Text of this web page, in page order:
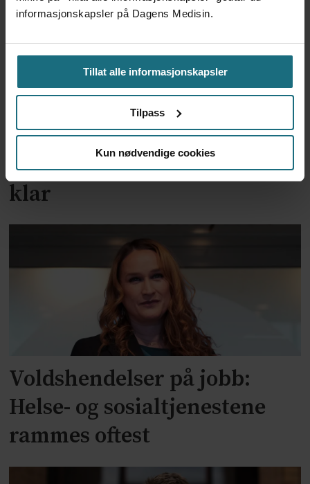
informasjonskapsler på Dagens Medisin.
Tillat alle informasjonskapsler
Tilpass
Kun nødvendige cookies
To år til utredning av
alternativkostnad skal være
klar
Voldshendelser på jobb:
Helse- og sosialtjenestene
rammes oftest